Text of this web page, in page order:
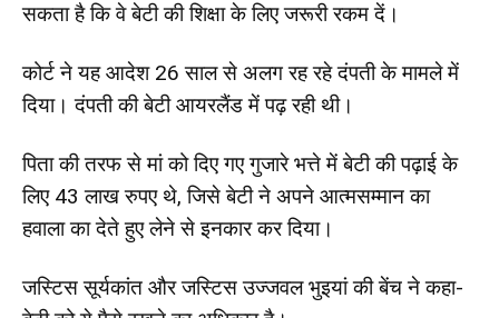
सकता है कि वे बेटी की शिक्षा के लिए जरूरी रकम दें।
कोर्ट ने यह आदेश 26 साल से अलग रह रहे दंपती के मामले में
दिया। दंपती की बेटी आयरलैंड में पढ़ रही थी।
पिता की तरफ से मां को दिए गए गुजारे भत्ते में बेटी की पढ़ाई के
लिए 43 लाख रुपए थे, जिसे बेटी ने अपने आत्मसम्मान का
हवाला का देते हुए लेने से इनकार कर दिया।
जस्टिस सूर्यकांत और जस्टिस उज्जवल भुइयां की बेंच ने कहा-